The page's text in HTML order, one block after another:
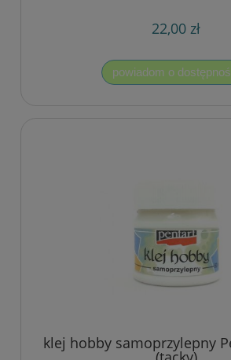
22,00 zł
powiadom o
klej hobby samoprzylepny